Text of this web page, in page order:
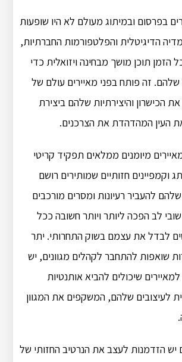
בפרסום ובמיתוג מעולם לא היו שופעות
הדיגיטלית והפלטפורמות החברתיות,
תוכן מושך מבחינה ויזואלית כדי
זה פותח בפני מאיירים עולם של
הכישרון והיצירתיות שלהם ביצירת
העין המהדהדת את הצרכנים.
מיומנים ממלאים תפקיד קריטי
וקמפיינים חזותיים שמותירים רושם
להעביר רעיונות ומסרים מורכבים
לב הפכה ליותר ויותר חשובה ככל
לבדל את עצמם בשוק התחרותי. יתר
שואפות להתחבר לקהלים מגוונים, יש
שיכולים להביא אותנטיות
לעיצובים שלהם, המשקפים את המגוון
יש הזדמנות לעצב את הנרטיב החזותי של